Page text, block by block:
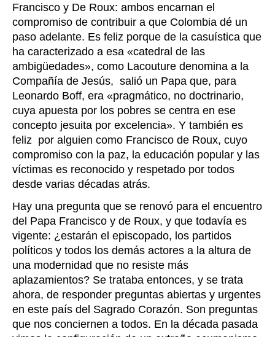
Francisco y De Roux: ambos encarnan el
compromiso de contribuir a que Colombia dé un
paso adelante. Es feliz porque de la casuística que
ha caracterizado a esa «catedral de las
ambigüedades», como Lacouture denomina a la
Compañía de Jesús, salió un Papa que, para
Leonardo Boff, era «pragmático, no doctrinario,
cuya apuesta por los pobres se centra en ese
concepto jesuita por excelencia». Y también es
feliz por alguien como Francisco de Roux, cuyo
compromiso con la paz, la educación popular y las
víctimas es reconocido y respetado por todos
desde varias décadas atrás.
Hay una pregunta que se renovó para el encuentro
del Papa Francisco y de Roux, y que todavía es
vigente: ¿estarán el episcopado, los partidos
políticos y todos los demás actores a la altura de
una modernidad que no resiste más
aplazamientos? Se trataba entonces, y se trata
ahora, de responder preguntas abiertas y urgentes
en este país del Sagrado Corazón. Son preguntas
que nos conciernen a todos. En la década pasada